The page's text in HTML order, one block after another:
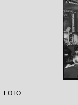
FOTO